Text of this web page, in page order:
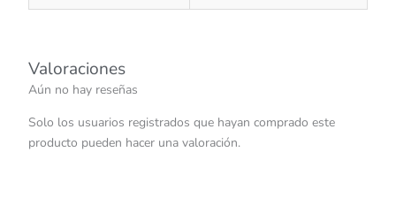
Valoraciones
Aún no hay reseñas
Solo los usuarios registrados que hayan comprado este
producto pueden hacer una valoración.